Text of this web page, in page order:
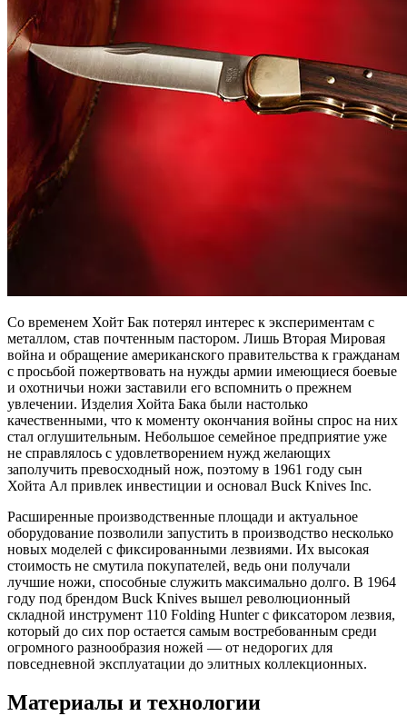
Со временем Хойт Бак потерял интерес к экспериментам с
металлом, став почтенным пастором. Лишь Вторая Мировая
война и обращение американского правительства к гражданам
с просьбой пожертвовать на нужды армии имеющиеся боевые
и охотничьи ножи заставили его вспомнить о прежнем
увлечении. Изделия Хойта Бака были настолько
качественными, что к моменту окончания войны спрос на них
стал оглушительным. Небольшое семейное предприятие уже
не справлялось с удовлетворением нужд желающих
заполучить превосходный нож, поэтому в 1961 году сын
Хойта Ал привлек инвестиции и основал Buck Knives Inc.
Расширенные производственные площади и актуальное
оборудование позволили запустить в производство несколько
новых моделей с фиксированными лезвиями. Их высокая
стоимость не смутила покупателей, ведь они получали
лучшие ножи, способные служить максимально долго. В 1964
году под брендом Buck Knives вышел революционный
складной инструмент 110 Folding Hunter с фиксатором лезвия,
который до сих пор остается самым востребованным среди
огромного разнообразия ножей — от недорогих для
повседневной эксплуатации до элитных коллекционных.
Материалы и технологии